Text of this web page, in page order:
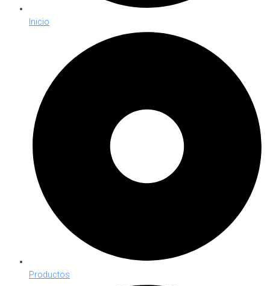
Inicio
Productos